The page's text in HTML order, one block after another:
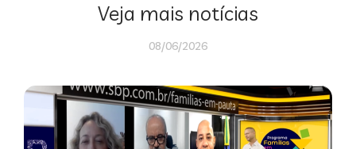
Veja mais notícias
08/06/2026